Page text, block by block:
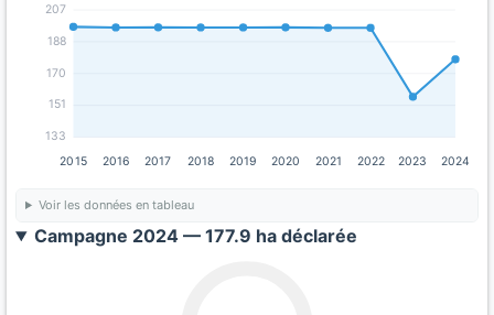
133
151
170
188
207
2015 2016 2017 2018 2019 2020 2021 2022 2023 2024
Voir les données en tableau
Campagne 2024 — 177.9 ha déclarée